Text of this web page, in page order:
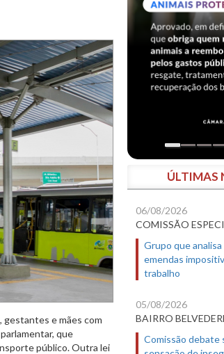
gestantes e mães com
que
público. Outra lei
ÚLTIMAS
06/08/2026
COMISSÃO
Grupo que
emendas
trabalho
05/08/2026
BAIRRO
Comissão debate